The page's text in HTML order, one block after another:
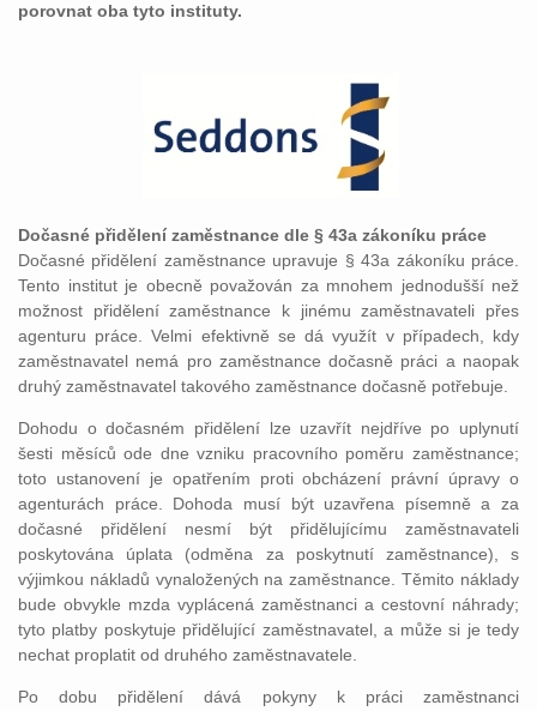
porovnat oba tyto instituty.
Dočasné přidělení zaměstnance dle § 43a zákoníku práce
Dočasné přidělení zaměstnance upravuje § 43a zákoníku práce.
Tento institut je obecně považován za mnohem jednodušší než
možnost přidělení zaměstnance k jinému zaměstnavateli přes
agenturu práce. Velmi efektivně se dá využít v případech, kdy
zaměstnavatel nemá pro zaměstnance dočasně práci a naopak
druhý zaměstnavatel takového zaměstnance dočasně potřebuje.
Dohodu o dočasném přidělení lze uzavřít nejdříve po uplynutí
šesti měsíců ode dne vzniku pracovního poměru zaměstnance;
toto ustanovení je opatřením proti obcházení právní úpravy o
agenturách práce. Dohoda musí být uzavřena písemně a za
dočasné přidělení nesmí být přidělujícímu zaměstnavateli
poskytována úplata (odměna za poskytnutí zaměstnance), s
výjimkou nákladů vynaložených na zaměstnance. Těmito náklady
bude obvykle mzda vyplácená zaměstnanci a cestovní náhrady;
tyto platby poskytuje přidělující zaměstnavatel, a může si je tedy
nechat proplatit od druhého zaměstnavatele.
Po dobu přidělení dává pokyny k práci zaměstnanci